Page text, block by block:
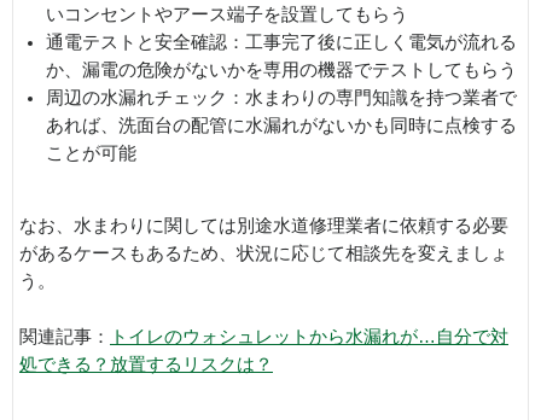
いコンセントやアース端子を設置してもらう
通電テストと安全確認：工事完了後に正しく電気が流れる
か、漏電の危険がないかを専用の機器でテストしてもらう
周辺の水漏れチェック：水まわりの専門知識を持つ業者で
あれば、洗面台の配管に水漏れがないかも同時に点検する
ことが可能
なお、水まわりに関しては別途水道修理業者に依頼する必要
があるケースもあるため、状況に応じて相談先を変えましょ
う。
関連記事：
トイレのウォシュレットから水漏れが…自分で対
処できる？放置するリスクは？